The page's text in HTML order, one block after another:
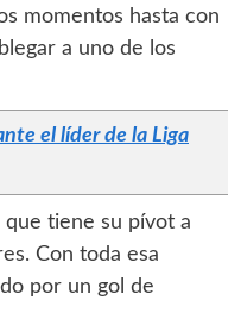
momentos hasta con
a uno de los
el líder de la Liga
tiene su pívot a
Con toda esa
por un gol de